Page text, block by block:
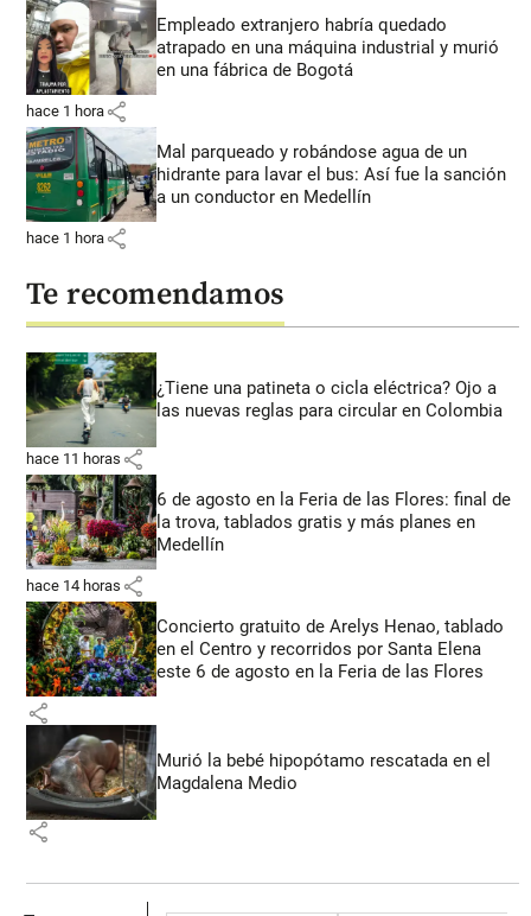
Empleado extranjero habría quedado
atrapado en una máquina industrial y murió
en una fábrica de Bogotá
hace 1 hora share
Mal parqueado y robándose agua de un
hidrante para lavar el bus: Así fue la sanción
a un conductor en Medellín
hace 1 hora share
Te recomendamos
¿Tiene una patineta o cicla eléctrica? Ojo a
las nuevas reglas para circular en Colombia
hace 11 horas share
6 de agosto en la Feria de las Flores: final de
la trova, tablados gratis y más planes en
Medellín
hace 14 horas share
Concierto gratuito de Arelys Henao, tablado
en el Centro y recorridos por Santa Elena
este 6 de agosto en la Feria de las Flores
share
Murió la bebé hipopótamo rescatada en el
Magdalena Medio
share